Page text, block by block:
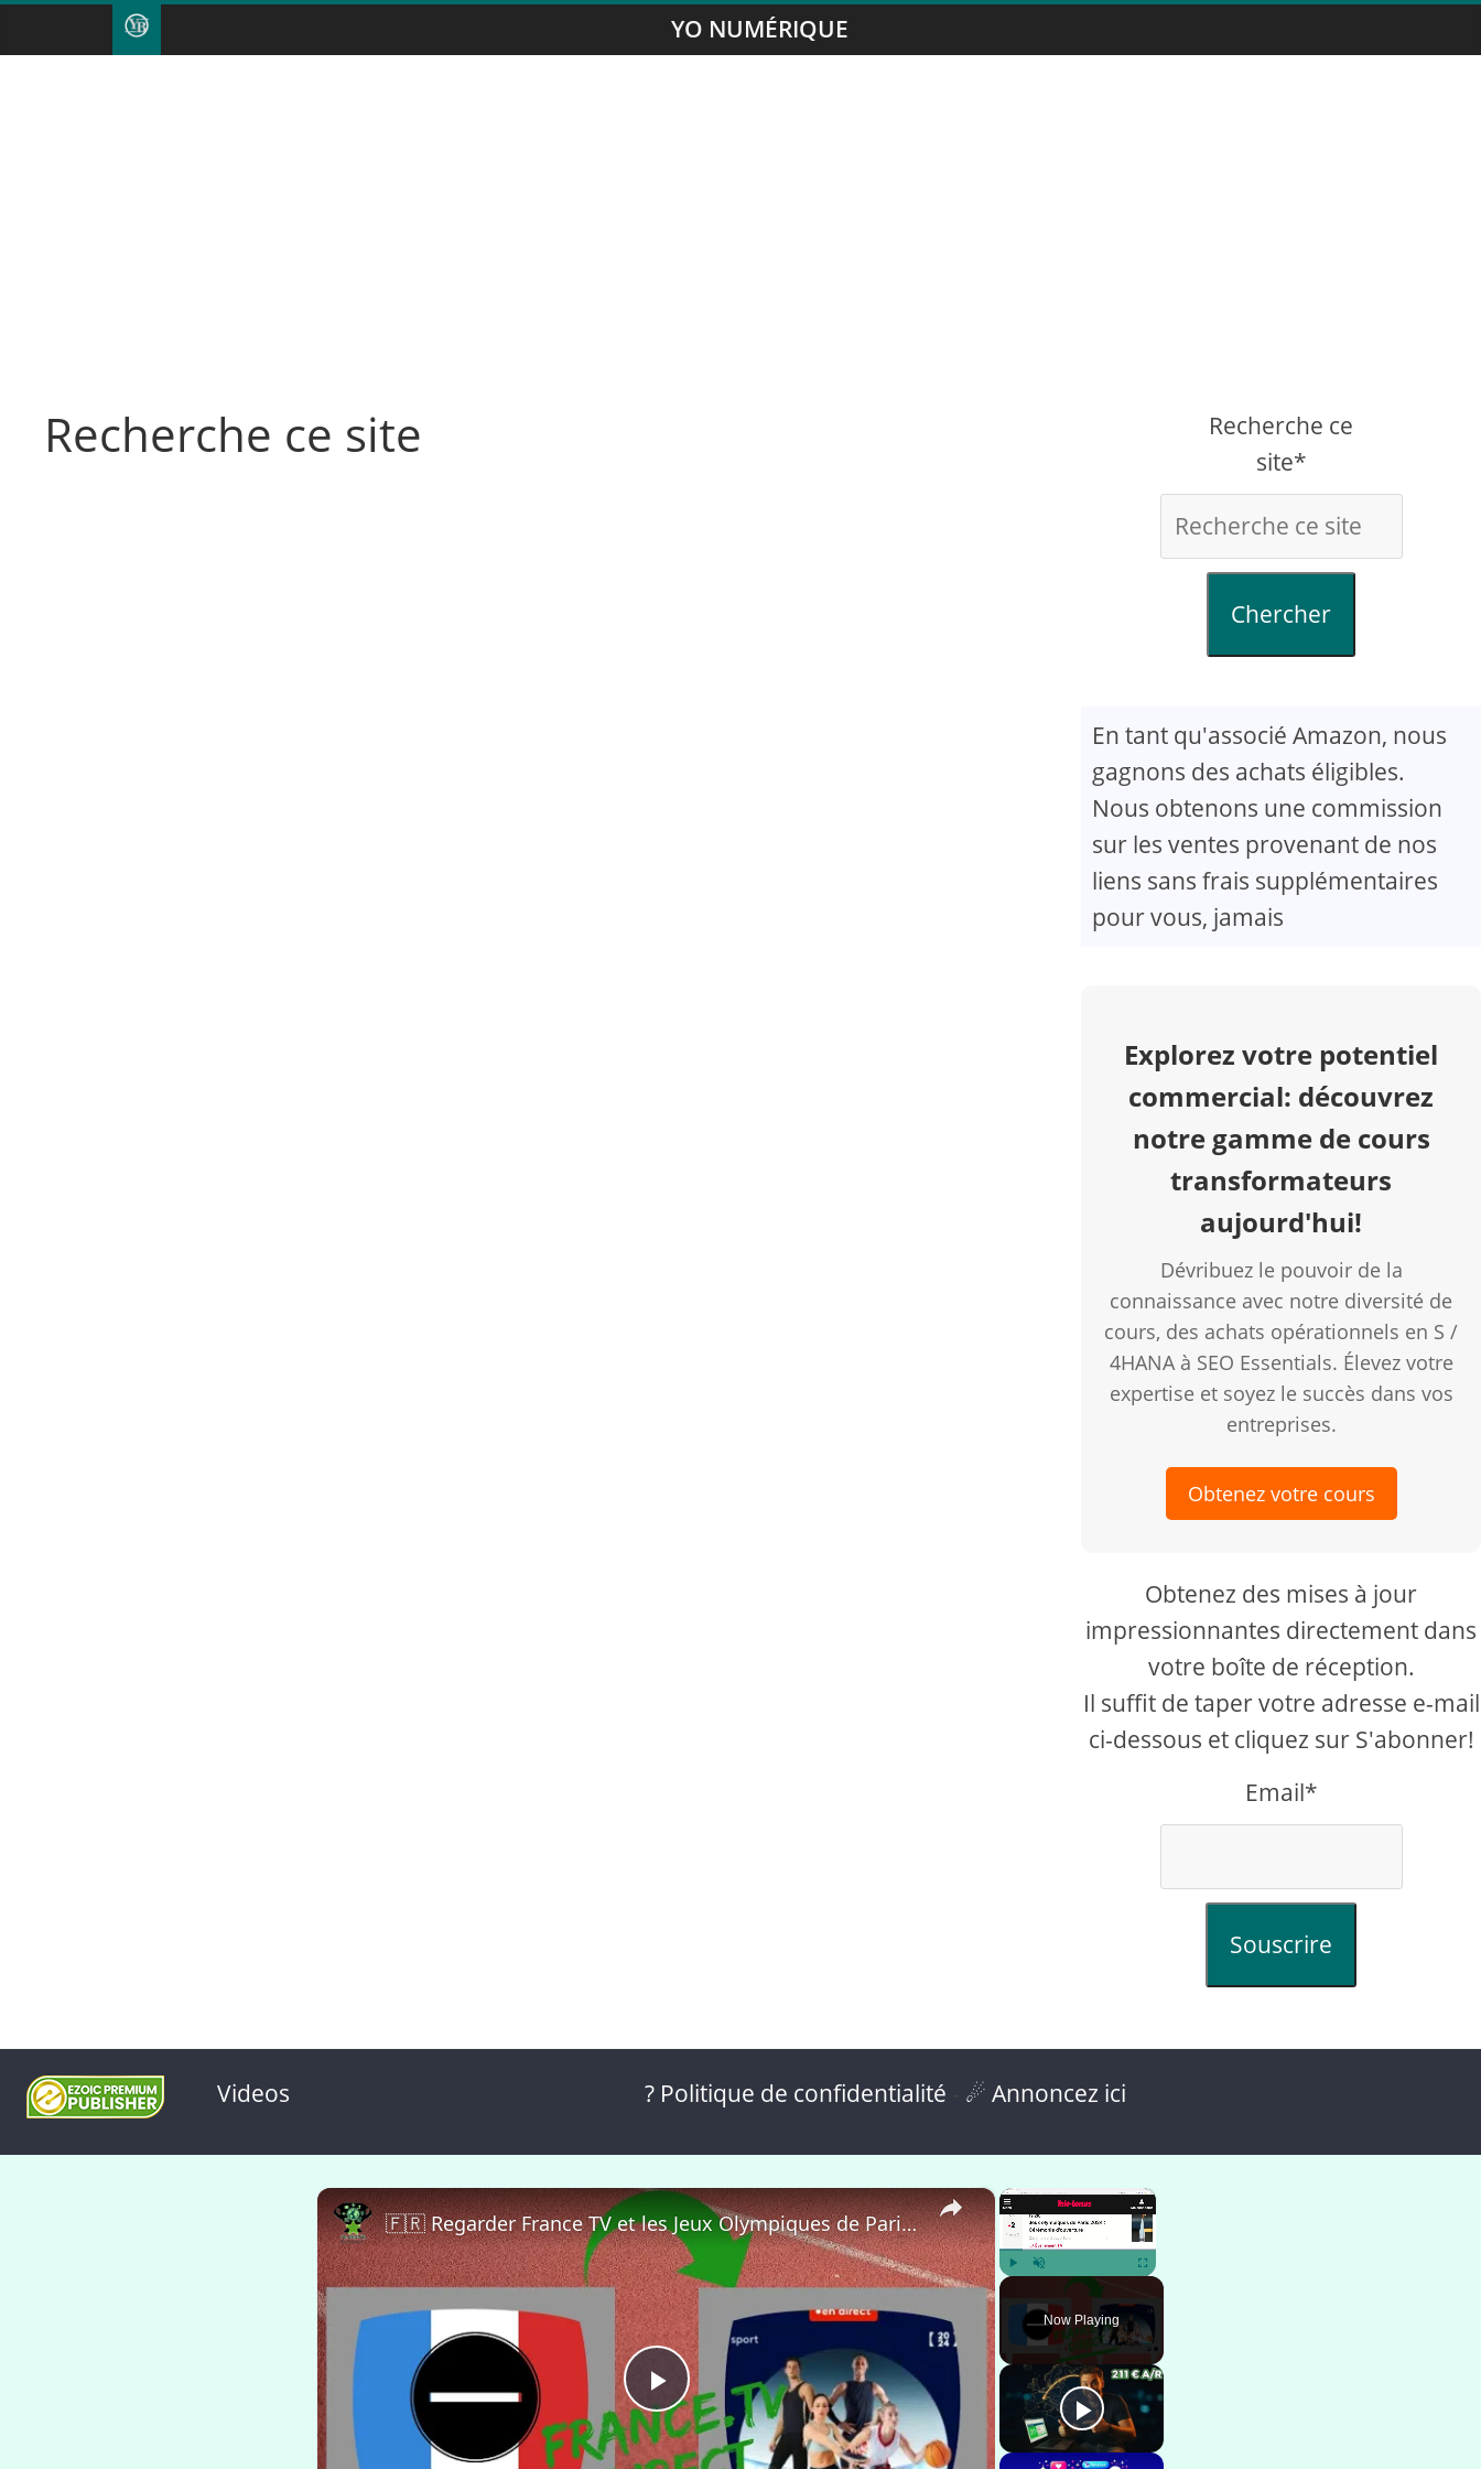
YO NUMÉRIQUE
Recherche ce site
Recherche ce
site*
Chercher
En tant qu'associé Amazon, nous
gagnons des achats éligibles.
Nous obtenons une commission
sur les ventes provenant de nos
liens sans frais supplémentaires
pour vous, jamais
Explorez votre potentiel
commercial: découvrez
notre gamme de cours
transformateurs
aujourd'hui!
Dévribuez le pouvoir de la
connaissance avec notre diversité de
cours, des achats opérationnels en S /
4HANA à SEO Essentials. Élevez votre
expertise et soyez le succès dans vos
entreprises.
Obtenez votre cours
Obtenez des mises à jour
impressionnantes directement dans
votre boîte de réception.
Il suffit de taper votre adresse e-mail
ci-dessous et cliquez sur S'abonner!
Email*
Souscrire
Videos ? Politique de confidentialité ☄ Annoncez ici
×
Unmute Fullscreen
Now Playing
×
P
🇫🇷 Regarder France TV et les Jeux Olympiques de Paris 2024 depuis l'Étranger Gratuitement ! 📺🏅